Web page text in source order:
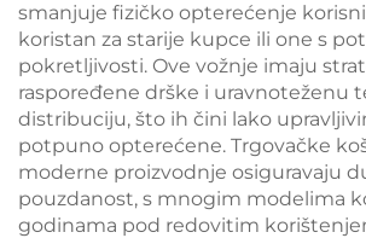
smanjuje fizičko opterećenje
koristan za starije kupce ili one s
pokretljivosti. Ove vožnje imaju
raspoređene drške i uravnoteženu
distribuciju, što ih čini lako
potpuno opterećene. Trgovačke
moderne proizvodnje osiguravaju
pouzdanost, s mnogim modelima
godinama pod redovitim